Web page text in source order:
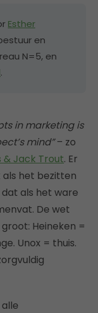
Esther
en
N=5, en
.
in marketing is
mind”– zo
& Jack Trout. Er
als het bezitten
als het ware
De wet
Heineken =
Unox = thuis.